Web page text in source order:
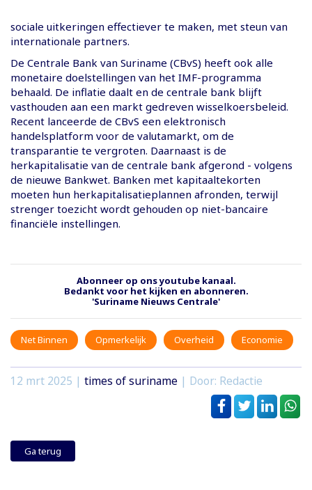
sociale uitkeringen effectiever te maken, met steun van
internationale partners.
De Centrale Bank van Suriname (CBvS) heeft ook alle
monetaire doelstellingen van het IMF-programma
behaald. De inflatie daalt en de centrale bank blijft
vasthouden aan een markt gedreven wisselkoersbeleid.
Recent lanceerde de CBvS een elektronisch
handelsplatform voor de valutamarkt, om de
transparantie te vergroten. Daarnaast is de
herkapitalisatie van de centrale bank afgerond - volgens
de nieuwe Bankwet. Banken met kapitaaltekorten
moeten hun herkapitalisatieplannen afronden, terwijl
strenger toezicht wordt gehouden op niet-bancaire
financiële instellingen.
Abonneer op ons youtube kanaal.
Bedankt voor het kijken en abonneren.
'Suriname Nieuws Centrale'
Net Binnen Opmerkelijk Overheid Economie
12 mrt 2025 | times of suriname | Door: Redactie
Ga terug